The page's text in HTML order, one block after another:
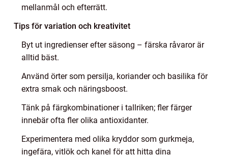
mellanmål och efterrätt.
Tips för variation och kreativitet
Byt ut ingredienser efter säsong – färska råvaror är
alltid bäst.
Använd örter som persilja, koriander och basilika för
extra smak och näringsboost.
Tänk på färgkombinationer i tallriken; fler färger
innebär ofta fler olika antioxidanter.
Experimentera med olika kryddor som gurkmeja,
ingefära, vitlök och kanel för att hitta dina